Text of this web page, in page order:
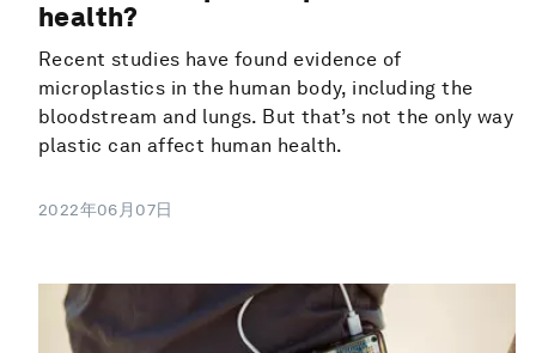
health?
Recent studies have found evidence of
microplastics in the human body, including the
bloodstream and lungs. But that’s not the only way
plastic can affect human health.
2022年06月07日